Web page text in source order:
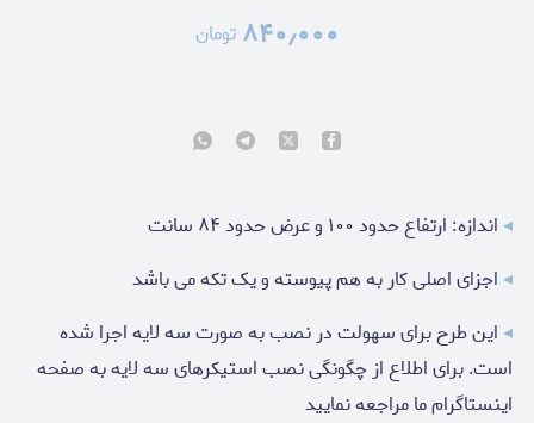
۸۴۰٫۰۰۰ تومان
◂اندازه: ارتفاع حدود ۱۰۰ و عرض حدود ۸۴ سانت
◂اجزای اصلی کار به هم پیوسته و یک تکه می باشد
◂این طرح برای سهولت در نصب به صورت سه لایه اجرا شده
است. برای اطلاع از چگونگی نصب استیکرهای سه لایه به صفحه
اینستاگرام ما مراجعه نمایید